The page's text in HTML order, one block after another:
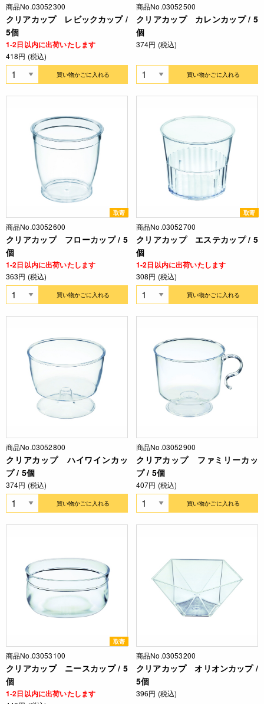
商品No.03052300
クリアカップ レビックカップ /
5個
1-2日以内に出荷いたします
418円 (税込)
買い物かごに入れる
商品No.03052500
クリアカップ カレンカップ / 5
個
374円 (税込)
買い物かごに入れる
取寄
商品No.03052600
クリアカップ フローカップ / 5
個
1-2日以内に出荷いたします
363円 (税込)
買い物かごに入れる
取寄
商品No.03052700
クリアカップ エステカップ / 5
個
1-2日以内に出荷いたします
308円 (税込)
買い物かごに入れる
商品No.03052800
クリアカップ ハイワインカッ
プ / 5個
374円 (税込)
買い物かごに入れる
商品No.03052900
クリアカップ ファミリーカッ
プ / 5個
407円 (税込)
買い物かごに入れる
取寄
商品No.03053100
クリアカップ ニースカップ / 5
個
1-2日以内に出荷いたします
商品No.03053200
クリアカップ オリオンカップ /
5個
396円 (税込)